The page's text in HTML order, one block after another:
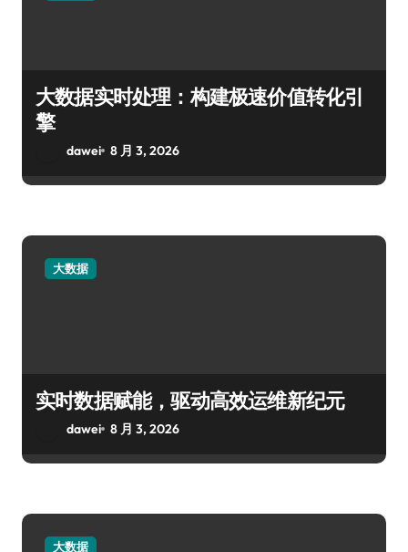
大数据实时处理：构建极速价值转化引
擎
dawei 8 月 3, 2026
大数据
实时数据赋能，驱动高效运维新纪元
dawei 8 月 3, 2026
大数据